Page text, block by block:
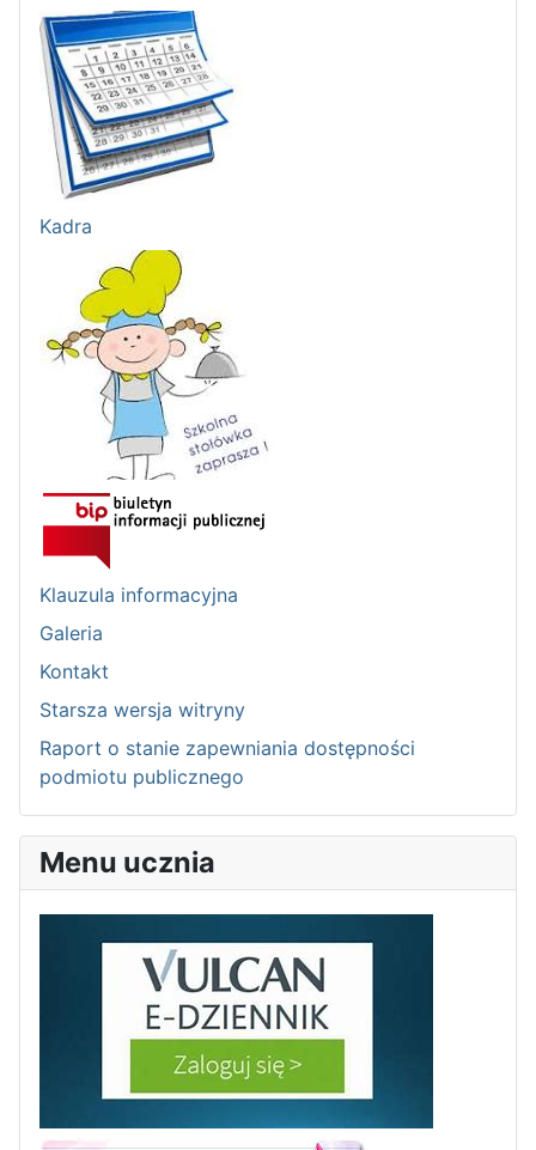
Kadra
Klauzula informacyjna
Galeria
Kontakt
Starsza wersja witryny
Raport o stanie zapewniania dostępności
podmiotu publicznego
Menu ucznia